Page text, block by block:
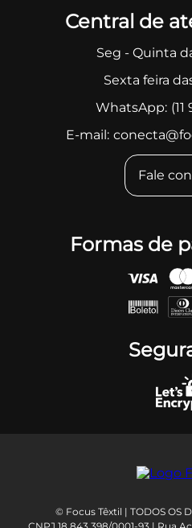
Central de
Seg - Quinta
Sexta feira
WhatsApp:
E-mail:
Fale
Formas de
© Focus Têxtil | TODOS OS